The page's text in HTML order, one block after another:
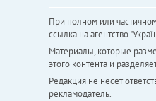
При полном или
ссылка на агентство
Материалы, которые
этого контента и
Редакция не несет
рекламодатель.